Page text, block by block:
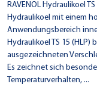
RAVENOL Hydraulikoel
Hydraulikoel mit einem
Anwendungsbereich
Hydraulikoel TS 15
ausgezeichneten
Es zeichnet sich
Temperaturverhalten, ...